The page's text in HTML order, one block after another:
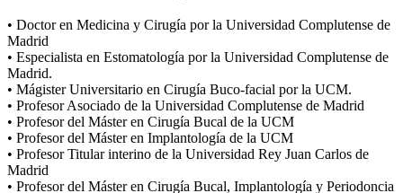
• Doctor en Medicina y Cirugía por la Universidad Complutense de
Madrid
• Especialista en Estomatología por la Universidad Complutense de
Madrid.
• Mágister Universitario en Cirugía Buco-facial por la UCM.
• Profesor Asociado de la Universidad Complutense de Madrid
• Profesor del Máster en Cirugía Bucal de la UCM
• Profesor del Máster en Implantología de la UCM
• Profesor Titular interino de la Universidad Rey Juan Carlos de
Madrid
• Profesor del Máster en Cirugía Bucal, Implantología y Periodoncia